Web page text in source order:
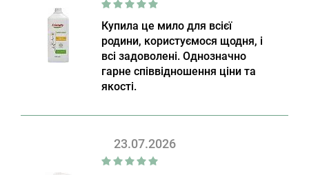
Купила це мило для всієї
родини, користуємося щодня, і
всі задоволені. Однозначно
гарне співвідношення ціни та
якості.
23.07.2026